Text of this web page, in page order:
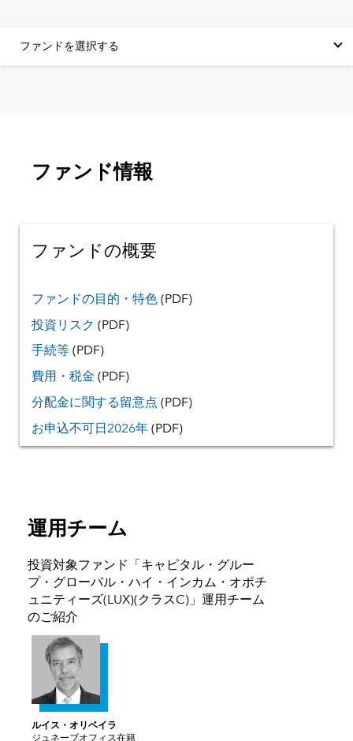
ファンドを選択する
ファンド情報
ファンドの概要
ファンドの目的・特色 (PDF)
投資リスク (PDF)
手続等 (PDF)
費用・税金 (PDF)
分配金に関する留意点 (PDF)
お申込不可日2026年 (PDF)
運用チーム
投資対象ファンド「キャピタル・グルー
プ・グローバル・ハイ・インカム・オポチ
ュニティーズ(LUX)(クラスC)」運用チーム
のご紹介
ルイス・オリベイラ
ジュネーブオフィス在籍